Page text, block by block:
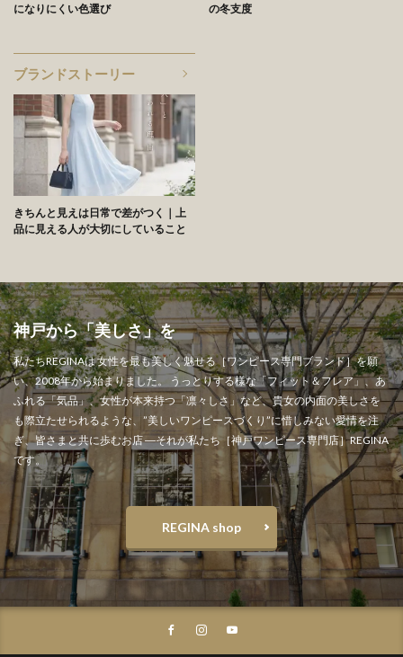
になりにくい色選び
の冬支度
ブランドストーリー
きちんと見えは日常で差がつく｜上
品に見える人が大切にしていること
神戸から「美しさ」を" width="1000" height="1000" >
神戸から「美しさ」を
私たちREGINAは 女性を最も美しく魅せる［ワンピース専門ブランド］を願
い、2008年から始まりました。 うっとりする様な「フィット＆フレア」、あ
ふれる「気品」、女性が本来持つ「凛々しさ」など、貴女の内面の美しさを
も際立たせられるような、”美しいワンピースづくり”に惜しみない愛情を注
ぎ、皆さまと共に歩むお店 ―それが私たち［神戸ワンピース専門店］REGINA
です。
REGINA shop